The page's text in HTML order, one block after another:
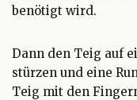
benötigt wird.
Dann den Teig auf
stürzen und eine
Teig mit den